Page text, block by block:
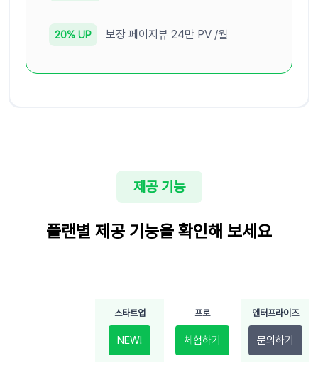
20% UP 보장 페이지뷰 24만 PV /월
제공 기능
플랜별 제공 기능을 확인해 보세요
스타트업
NEW!
프로
체험하기
엔터프라이즈
문의하기